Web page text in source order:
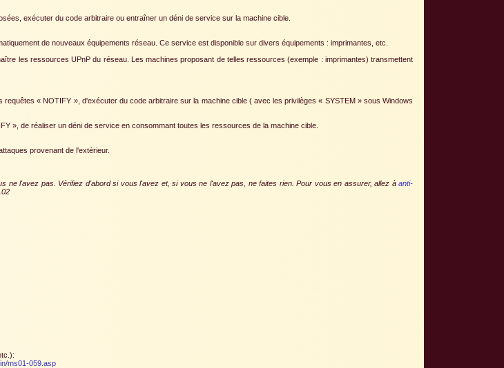
exécuter du code arbitraire ou entraîner un déni de service sur la machine cible.
de nouveaux équipements réseau. Ce service est disponible sur divers équipements : imprimantes, etc.
les ressources UPnP du réseau. Les machines proposant de telles ressources (exemple : imprimantes) transmettent
« NOTIFY », d'exécuter du code arbitraire sur la machine cible ( avec les privilèges « SYSTEM » sous Windows
», de réaliser un déni de service en consommant toutes les ressources de la machine cible.
provenant de l'extérieur.
ne l'avez pas. Vérifiez d'abord si vous l'avez et, si vous ne l'avez pas, ne faites rien. Pour vous en assurer, allez à anti-
ms01-059.asp